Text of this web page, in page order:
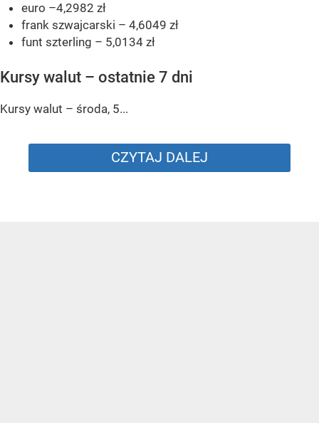
euro –4,2982 zł
frank szwajcarski – 4,6049 zł
funt szterling – 5,0134 zł
Kursy walut – ostatnie 7 dni
Kursy walut – środa, 5...
CZYTAJ DALEJ